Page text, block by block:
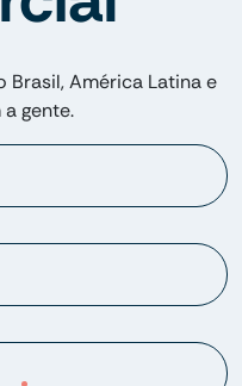
América Latina e
a gente.